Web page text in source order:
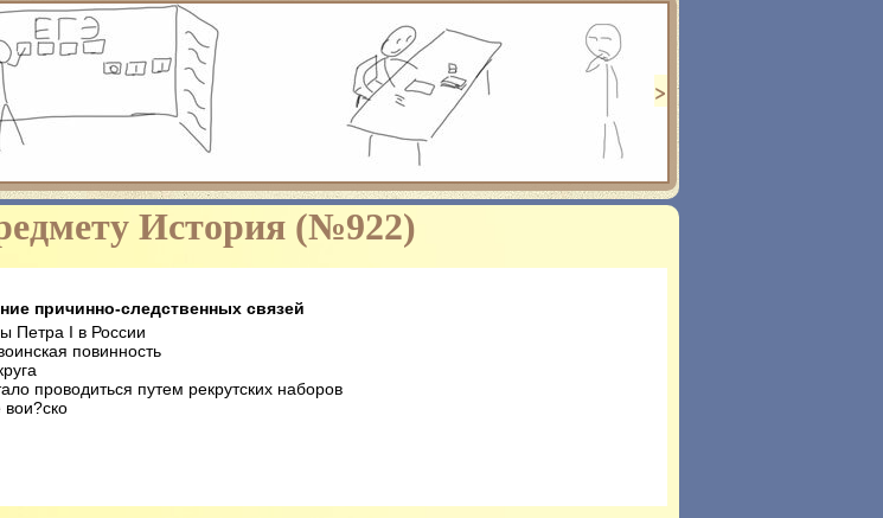
Наведите курсор
вы попали куда надо. Для полноценной подготовки к
ЕГЭ по многим предметам с последующим анализом
на определенные темы, познакомится с процедурой
многое другое!
>
История (№922)
причинно-следственных связей
Петра I в России
повинность
проводиться путем рекрутских наборов